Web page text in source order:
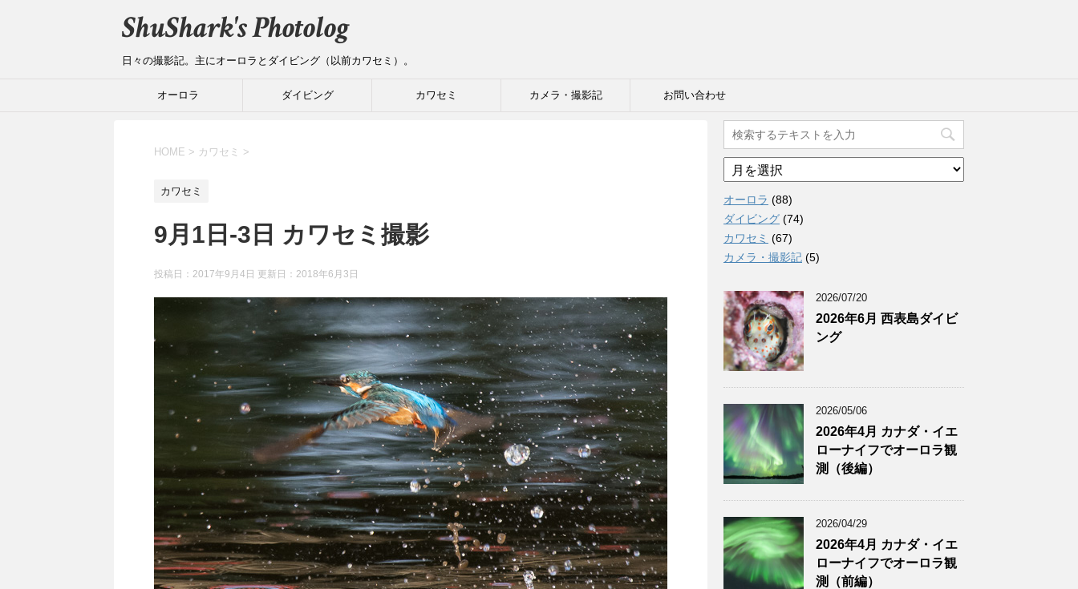
ShuShark's Photolog
日々の撮影記。主にオーロラとダイビング（以前カワセミ）。
オーロラ ダイビング カワセミ カメラ・撮影記 お問い合わせ
HOME > カワセミ >
カワセミ
9月1日-3日 カワセミ撮影
投稿日：2017年9月4日 更新日： 2018年6月3日
ア
ー
カ
イ
ブ
オーロラ (88)
ダイビング (74)
カワセミ (67)
カメラ・撮影記 (5)
2026/07/20
2026年6月 西表島ダイビ
ング
2026/05/06
2026年4月 カナダ・イエ
ローナイフでオーロラ観
測（後編）
2026/04/29
2026年4月 カナダ・イエ
ローナイフでオーロラ観
測（前編）